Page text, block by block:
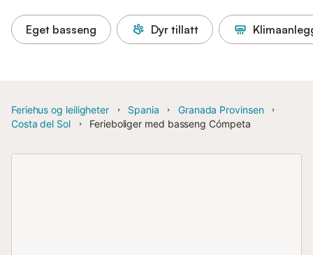
Eget basseng Dyr tillatt
Feriehus og leiligheter Spania
Granada Provinsen
Costa del Sol
Ferieboliger med basseng Cómpeta